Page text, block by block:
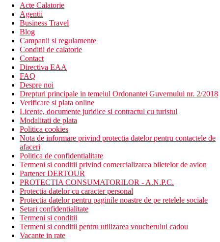
Acte Calatorie
Agentii
Business Travel
Blog
Campanii si regulamente
Conditii de calatorie
Contact
Directiva EAA
FAQ
Despre noi
Drepturi principale in temeiul Ordonantei Guvernului nr. 2/2018
Verificare si plata online
Licente, documente juridice si contractul cu turistul
Modalitati de plata
Politica cookies
Nota de informare privind protectia datelor pentru contactele de
afaceri
Politica de confidentialitate
Termeni si conditii privind comercializarea biletelor de avion
Partener DERTOUR
PROTECTIA CONSUMATORILOR - A.N.P.C.
Protectia datelor cu caracter personal
Protectia datelor pentru paginile noastre de pe retelele sociale
Setari confidentialitate
Termeni si conditii
Termeni si conditii pentru utilizarea voucherului cadou
Vacante in rate